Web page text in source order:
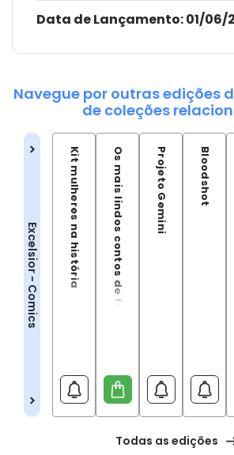
Data de Lançamento:01/06/
Navegue por outras edições
de coleções
Excelsior - Comics Kit mulheres na história Os mais lindos contos de fadas - edição de luxo Projeto Gemini Bloodshot
Todas as edições